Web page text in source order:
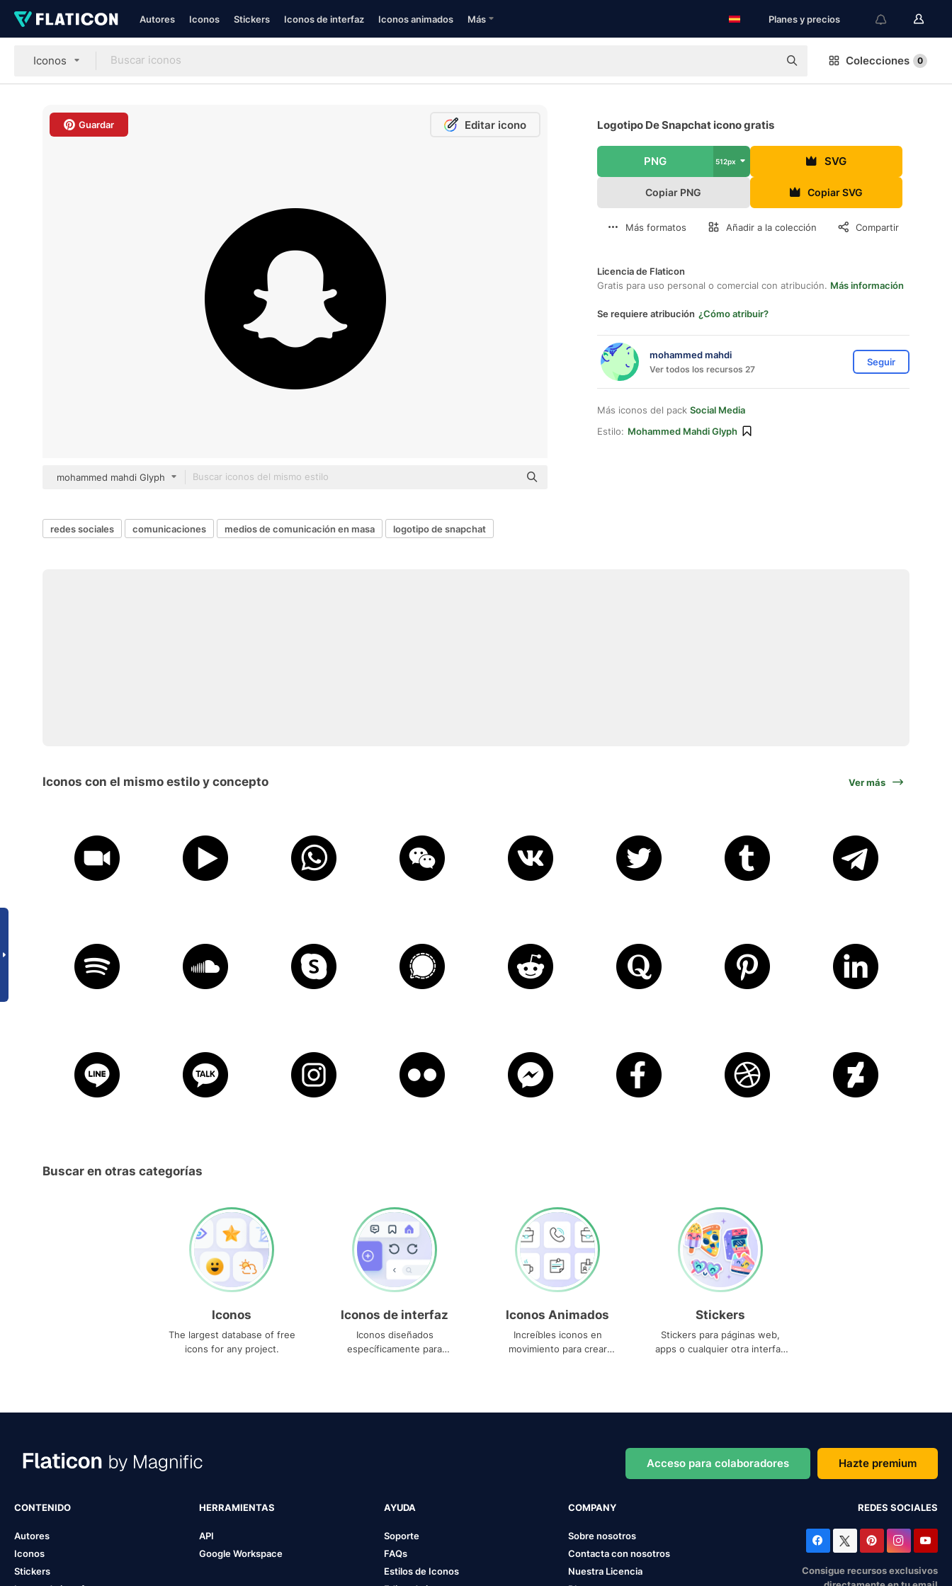
Autores Iconos Stickers Iconos de interfaz Iconos animados Más Planes y precios
Iconos Colecciones 0
Guardar Editar icono
mohammed mahdi Glyph
Logotipo De Snapchat icono gratis
PNG 512px SVG
Copiar PNG Copiar SVG
Más formatos Añadir a la colección Compartir
Licencia de Flaticon
Gratis para uso personal o comercial con atribución. Más información
Se requiere atribución ¿Cómo atribuir?
mohammed mahdi
Ver todos los recursos 27
Seguir
Más iconos del pack Social Media
Estilo: Mohammed Mahdi Glyph
redes sociales comunicaciones medios de comunicación en masa logotipo de snapchat
Iconos con el mismo estilo y concepto Ver más
Buscar en otras categorías
Iconos
The largest database of free
icons for any project.
Iconos de interfaz
Iconos diseñados
específicamente para
Iconos Animados
Increíbles iconos en
movimiento para crear
Stickers
Stickers para páginas web,
apps o cualquier otra interfaz
Acceso para colaboradores Hazte premium
CONTENIDO
Autores
Iconos
Stickers
HERRAMIENTAS
API
Google Workspace
AYUDA
Soporte
FAQs
Estilos de Iconos
COMPANY
Sobre nosotros
Contacta con nosotros
Nuestra Licencia
REDES SOCIALES
Consigue recursos exclusivos